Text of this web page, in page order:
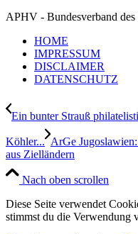
APHV - Bundesverband
HOME
IMPRESSUM
DISCLAIMER
DATENSCHUTZ
Ein bunter Strauß
Köhler... ArGe
aus Zielländern
Nach oben scrollen
Diese Seite verwendet
stimmst du die Verwendung